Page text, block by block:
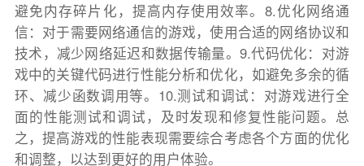
避免内存碎片化，提高内存使用效率。8.优化网络通
信：对于需要网络通信的游戏，使用合适的网络协议和
技术，减少网络延迟和数据传输量。9.代码优化：对游
戏中的关键代码进行性能分析和优化，如避免多余的循
环、减少函数调用等。10.测试和调试：对游戏进行全
面的性能测试和调试，及时发现和修复性能问题。总
之，提高游戏的性能表现需要综合考虑各个方面的优化
和调整，以达到更好的用户体验。